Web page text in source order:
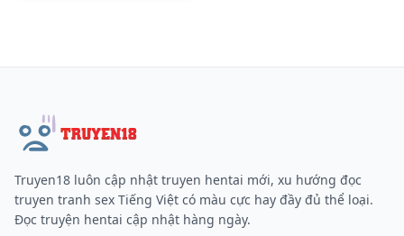
Truyen18 luôn cập nhật truyen hentai mới, xu hướng đọc
truyen tranh sex Tiếng Việt có màu cực hay đầy đủ thể loại.
Đọc truyện hentai cập nhật hàng ngày.